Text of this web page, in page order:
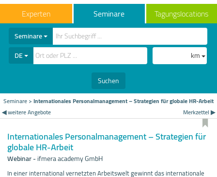
Seminare Tagungslocations
Seminare
DE
km
Suchen
Seminare> Internationales Personalmanagement – Strategien für globale HR-Arbeit
◀ weitere Angebote
Merkzettel ▶
Internationales Personalmanagement – Strategien für
globale HR-Arbeit
Webinar-ifmera academy GmbH
In einer international vernetzten Arbeitswelt gewinnt das internationale